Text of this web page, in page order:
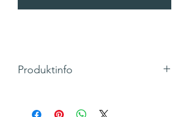
Produktinfo
Text: "GENIUS -